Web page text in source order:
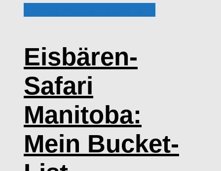
Eisbären-
Safari
Manitoba:
Mein Bucket-